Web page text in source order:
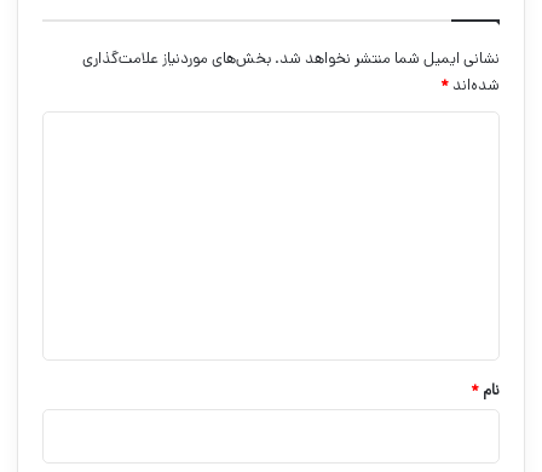
نشانی ایمیل شما منتشر نخواهد شد. بخش‌های موردنیاز علامت‌گذاری
شده‌اند *
نام *